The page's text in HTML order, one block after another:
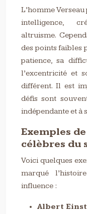
L’homme
intelligence,
altruisme.
des points faibles
patience, sa
l’excentricité et
différent. Il est
défis sont
indépendante et à
Exemples
célèbres du
Voici quelques
marqué
influence :
Albert